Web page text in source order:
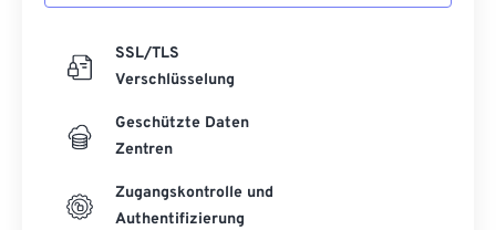
SSL/TLS
Verschlüsselung
Geschützte Daten
Zentren
Zugangskontrolle und
Authentifizierung